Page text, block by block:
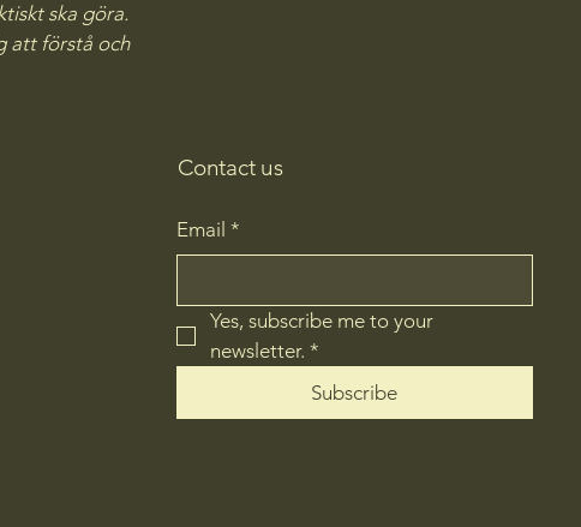
ska göra.
att förstå och
Contact us
Email *
Yes, subscribe me to your
newsletter. *
Subscribe